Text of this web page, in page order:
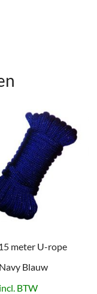
meter U-rope
Blauw
incl. BTW